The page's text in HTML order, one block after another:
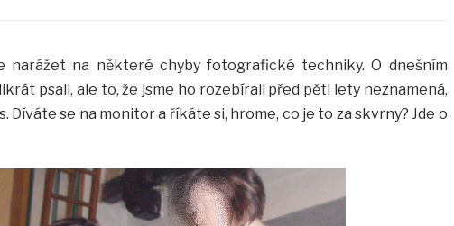
narážet na některé chyby fotografické techniky. O dnešním
psali, ale to, že jsme ho rozebírali před pěti lety neznamená,
Díváte se na monitor a říkáte si, hrome, co je to za skvrny? Jde o